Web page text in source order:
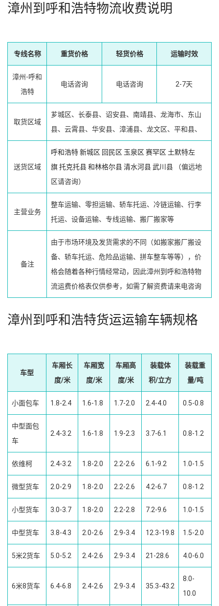
漳州到呼和浩特物流收费说明
专线名称 重货价格 轻货价格 运输时效
漳州-呼和
浩特
电话咨询 电话咨询 2-7天
取货区域
芗城区、长泰县、诏安县、南靖县、龙海市、东山
县、云霄县、华安县、漳浦县、龙文区、平和县、
送货区域
呼和浩特新城区 回民区 玉泉区 赛罕区 土默特左
旗托克托县和林格尔县清水河县武川县 （偏远地
区请咨询）
主营业务
整车运输、零担运输、轿车托运、冷链运输、行李
托运、设备运输、专线运输、搬厂搬家等
备注
由于市场环境及发货需求的不同（如搬家搬厂搬设
备、轿车托运、危险品运输、拼车整车等等），价
格会随着各种行情经常动，因此漳州到呼和浩特物
流运费价格表仅供参考，如需了解资费请来电咨询
漳州到呼和浩特货运运输车辆规格
车型
车厢长
度/米
车厢宽
度/米
车厢高
度/米
装载体
积/立方
装载重
量/吨
小面包车 1.8-2.4 1.6-1.8 1.7-2.0 2.4-4.0 0.5-0.8
中型面包
车
2.4-3.2 1.6-1.8 1.9-2.3 3.7-6.1 0.8-1.2
依维柯 2.4-3.2 1.8-2.0 2.2-2.6 6.1-9.2 1.0-1.5
微型货车 2.0-2.9 1.8-2.0 2.2-2.6 4.2-6.7 0.8-1.2
小型货车 3.0-3.7 1.8-2.0 2.2-2.8 7.2-9.6 1.0-1.5
中型货车 3.8-4.3 2.0-2.6 2.9-3.4 12.3-19.8 1.5-2.0
5米2货车 5.0-5.2 2.4-2.6 2.9-3.4 21-28.6 4.0-6.0
6米8货车 6.4-6.8 2.4-2.6 2.9-3.4 35.3-43.2
8.0-
10.0